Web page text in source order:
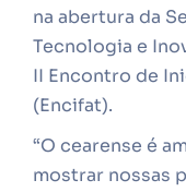
na abertura da
Tecnologia e
II Encontro de
(Encifat).
“O cearense é
mostrar nossas